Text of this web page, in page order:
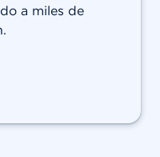
a miles de